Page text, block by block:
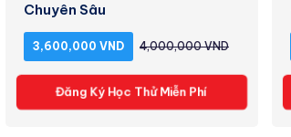
Chuyên Sâu
3,600,000 VND 4,000,000 VND
Đăng Ký Học Thử Miễn Phí